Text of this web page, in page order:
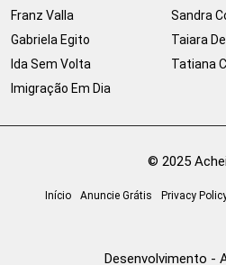
Franz Valla
Gabriela Egito
Ida Sem Volta
Imigração Em Dia
Sandra
Taiara
Tatiana
© 2025
Início Anuncie Grátis Privacy
Desenvolvimento -